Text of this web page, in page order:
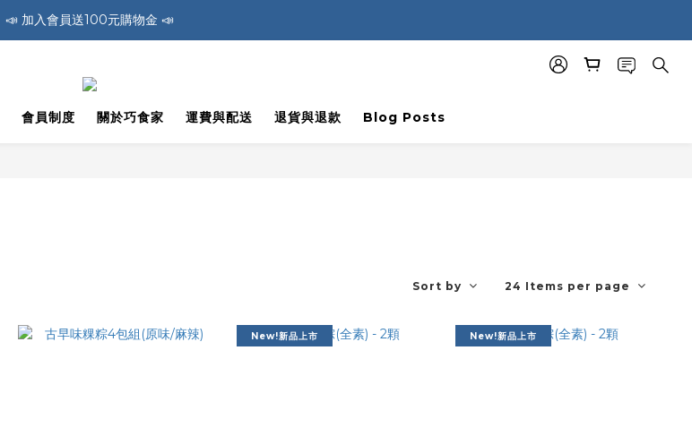
🚛 全館消費滿1200免運費 🚛
📣 加入會員送100元購物金 📣
會員制度 關於巧食家 運費與配送 退貨與退款 Blog Posts
Sort by 24 Items per page
New!新品上市 New!新品上市